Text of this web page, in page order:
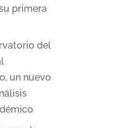
primera
del
un nuevo